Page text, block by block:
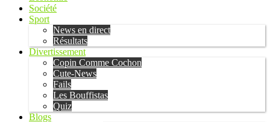
Société
Sport
News en direct
Résultats
Divertissement
Copin Comme Cochon
Cute-News
Fails
Les Bouffistas
Quiz
Blogs